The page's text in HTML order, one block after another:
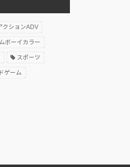
クションADV
ボーイカラー
スポーツ
ゲーム